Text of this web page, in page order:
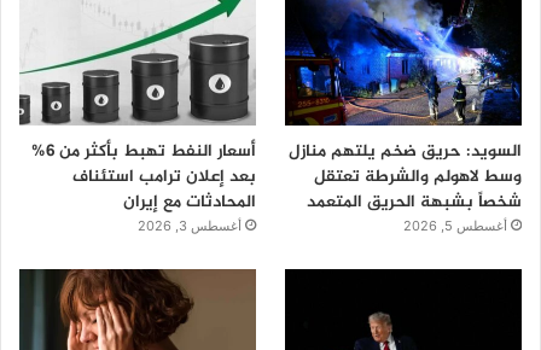
السويد: حريق ضخم يلتهم منازل
وسط لاهولم والشرطة تعتقل
شخصاً بشبهة الحريق المتعمد
أغسطس 5, 2026
أسعار النفط تهبط بأكثر من 6%
بعد إعلان ترامب استئناف
المحادثات مع إيران
أغسطس 3, 2026